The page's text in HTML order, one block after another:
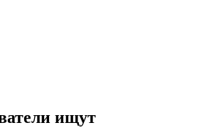
ищут